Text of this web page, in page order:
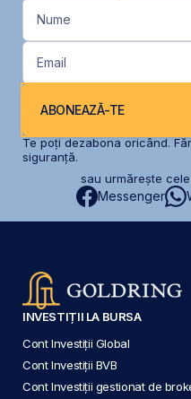
Nume
Email
ABONEAZĂ-TE
Te poți dezabona oricând.
siguranță.
sau urmărește
Messenger
INVESTIȚII LA BURSA
Cont Investiții Global
Cont Investiții BVB
Cont Investiții gestionat de